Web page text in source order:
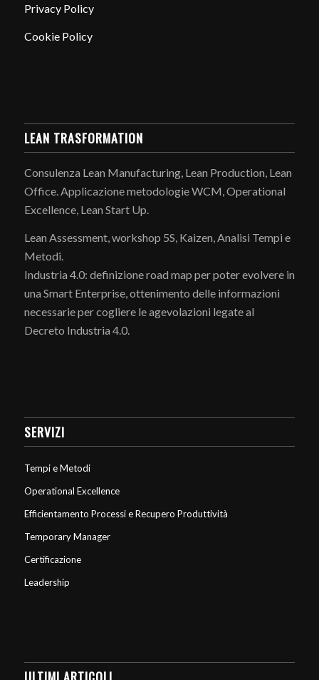
Privacy Policy
Cookie Policy
LEAN TRASFORMATION
Consulenza Lean Manufacturing, Lean Production, Lean
Office. Applicazione metodologie WCM, Operational
Excellence, Lean Start Up.
Lean Assessment, workshop 5S, Kaizen, Analisi Tempi e
Metodi.
Industria 4.0: definizione road map per poter evolvere in
una Smart Enterprise, ottenimento delle informazioni
necessarie per cogliere le agevolazioni legate al
Decreto Industria 4.0.
SERVIZI
Tempi e Metodi
Operational Excellence
Efficientamento Processi e Recupero Produttività
Temporary Manager
Certificazione
Leadership